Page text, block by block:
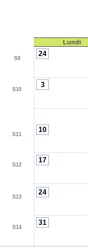
Lundi
S9
24
S10
3
S11
10
S12
17
S13
24
S14
31